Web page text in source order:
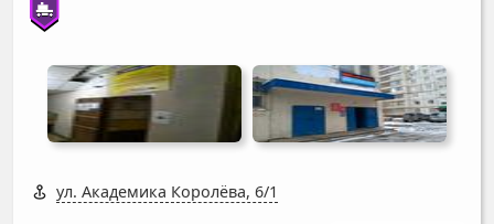
ул. Академика Королёва, 6/1